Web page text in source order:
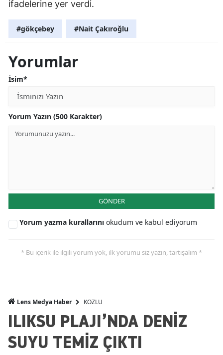
ifadelerine yer verdi.
#gökçebey #Nait Çakıroğlu
Yorumlar
İsim*
Yorum Yazın (500 Karakter)
GÖNDER
Yorum yazma kurallarını okudum ve kabul ediyorum
* Bu içerik ile ilgili yorum yok, ilk yorumu siz yazın, tartışalım *
Lens Medya Haber KOZLU
ILIKSU PLAJI’NDA DENİZ
SUYU TEMİZ ÇIKTI